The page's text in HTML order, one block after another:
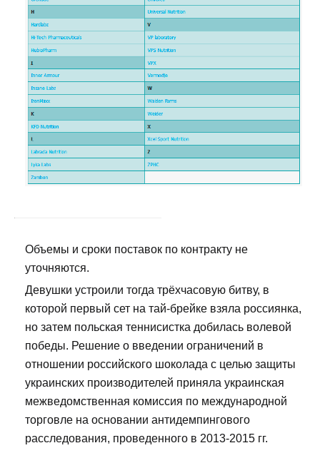
Объемы и сроки поставок по контракту не
уточняются.
Девушки устроили тогда трёхчасовую битву, в
которой первый сет на тай-брейке взяла россиянка,
но затем польская теннисистка добилась волевой
победы. Решение о введении ограничений в
отношении российского шоколада с целью защиты
украинских производителей приняла украинская
межведомственная комиссия по международной
торговле на основании антидемпингового
расследования, проведенного в 2013-2015 гг.